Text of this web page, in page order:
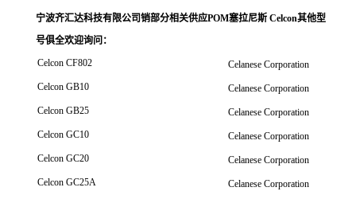
宁波齐汇达科技有限公司销部分相关供应POM塞拉尼斯 Celcon其他型
号俱全欢迎询问 ：
Celcon CF802
Celanese Corporation
Celcon GB10
Celanese Corporation
Celcon GB25
Celanese Corporation
Celcon GC10
Celanese Corporation
Celcon GC20
Celanese Corporation
Celcon GC25A
Celanese Corporation